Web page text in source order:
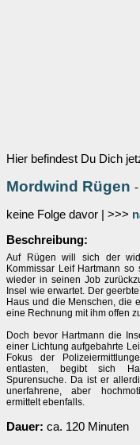
Hier befindest Du Dich
Mordwind Rügen -
keine Folge davor | >>>
Beschreibung:
Auf Rügen will sich der
Kommissar Leif Hartmann
wieder in seinen Job
Insel wie erwartet. Der
Haus und die Menschen, die
eine Rechnung mit ihm offen
Doch bevor Hartmann die
einer Lichtung aufgebahrte
Fokus der
entlasten, begibt sich
Spurensuche. Da ist er
unerfahrene, aber
ermittelt ebenfalls.
Dauer: ca. 120 Minuten